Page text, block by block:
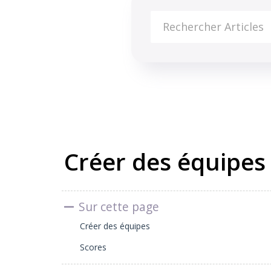
Créer des équipes
Sur cette page
Créer des équipes
Scores